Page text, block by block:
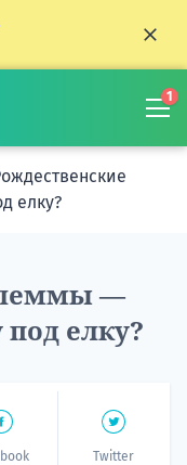
1
елку?
—
под елку?
Twitter